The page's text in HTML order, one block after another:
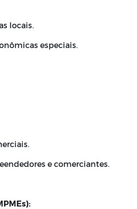
locais.
especiais.
e comerciantes.